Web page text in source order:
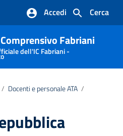
Cerca
Accedi
Fabriani
dell'IC Fabriani -
/ Docenti e personale ATA /